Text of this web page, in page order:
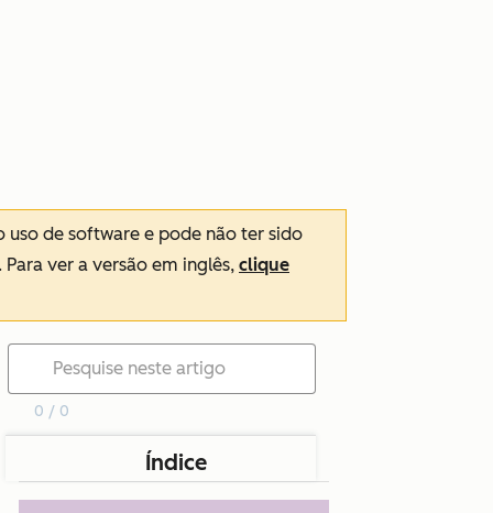
uso de software e pode não ter sido
ver a versão em inglês, clique
0 / 0
Índice